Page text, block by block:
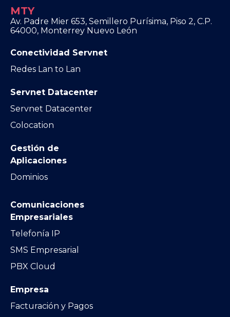
MTY
Av. Padre Mier 653, Semillero Purísima, Piso 2, C.P.
64000, Monterrey Nuevo León
Conectividad Servnet
Redes Lan to Lan
Servnet Datacenter
Servnet Datacenter
Colocation
Gestión de
Aplicaciones
Dominios
Comunicaciones
Empresariales
Telefonía IP
SMS Empresarial
PBX Cloud
Empresa
Facturación y Pagos